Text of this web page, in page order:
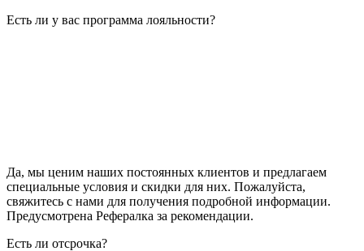
Есть ли у вас программа лояльности?
Да, мы ценим наших постоянных клиентов и предлагаем
специальные условия и скидки для них. Пожалуйста,
свяжитесь с нами для получения подробной информации.
Предусмотрена Рефералка за рекомендации.
Есть ли отсрочка?